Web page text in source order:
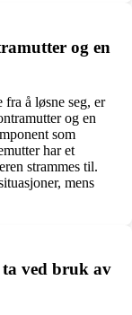
og en
å løsne seg, er
og en
som
har et
strammes til.
mens
ved bruk av